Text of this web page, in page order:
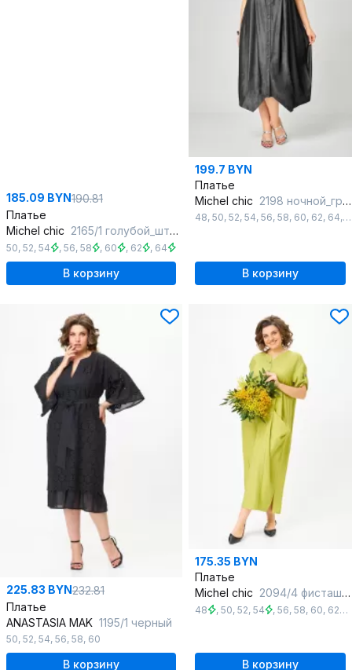
185.09 BYN190.81
Платье
Michel chic 2165/1 голубой_штрих
50, 52, 54 , 56, 58 , 60 , 62 , 64
В корзину
199.7 BYN
Платье
Michel chic 2198 ночной_графит
48, 50, 52, 54, 56, 58, 60, 62, 64,
В корзину
225.83 BYN232.81
Платье
ANASTASIA MAK 1195/1 черный
50, 52, 54, 56, 58, 60
В корзину
175.35 BYN
Платье
Michel chic 2094/4 фисташка
48 , 50, 52, 54 , 56, 58, 60, 62
В корзину